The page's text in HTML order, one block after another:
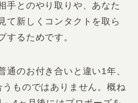
手とのやり取りや、あなた
て新しくコンタクトを取ら
するためです。
通のお付き合いと違い1年、
ものではありません。概ね